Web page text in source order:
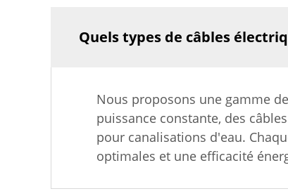
Quels types de câbles
Nous proposons une gamme
puissance constante, des
pour canalisations d'eau.
optimales et une efficacité